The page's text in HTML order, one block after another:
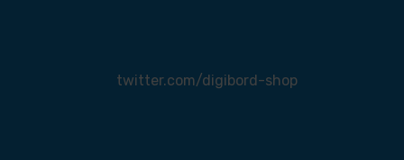
twitter.com/digibord-shop